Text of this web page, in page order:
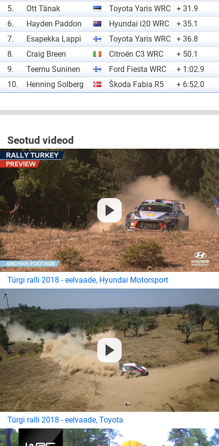
5.
Ott Tänak Toyota Yaris WRC
+ 31.9
6.
Hayden Paddon Hyundai i20 WRC
+ 35.1
7.
Esapekka Lappi Toyota Yaris WRC
+ 36.8
8.
Craig Breen Citroën C3 WRC
+ 50.1
9.
Teemu Suninen Ford Fiesta WRC
+ 1:02.9
10.
Henning Solberg Škoda Fabia R5 + 6:52.0
Seotud videod
Türgi ralli 2018 - eelvaade, Hyundai Motorsport
Türgi ralli 2018 - eelvaade, Toyota